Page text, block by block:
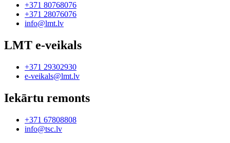
+371 80768076
+371 28076076
info@lmt.lv
LMT e-veikals
+371 29302930
e-veikals@lmt.lv
Iekārtu remonts
+371 67808808
info@tsc.lv